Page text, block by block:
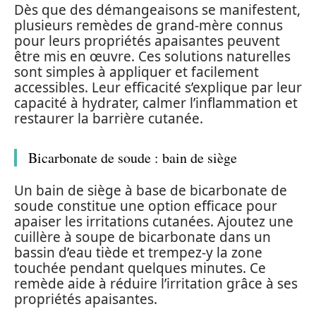
Dès que des démangeaisons se manifestent,
plusieurs remèdes de grand-mère connus
pour leurs propriétés apaisantes peuvent
être mis en œuvre. Ces solutions naturelles
sont simples à appliquer et facilement
accessibles. Leur efficacité s’explique par leur
capacité à hydrater, calmer l’inflammation et
restaurer la barrière cutanée.
Bicarbonate de soude : bain de siège
Un bain de siège à base de bicarbonate de
soude constitue une option efficace pour
apaiser les irritations cutanées. Ajoutez une
cuillère à soupe de bicarbonate dans un
bassin d’eau tiède et trempez-y la zone
touchée pendant quelques minutes. Ce
remède aide à réduire l’irritation grâce à ses
propriétés apaisantes.